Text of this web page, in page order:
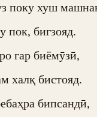
поку хуш
пок, бигзояд.
гар биёмӯзӣ,
халқ бистояд.
бипсандӣ,